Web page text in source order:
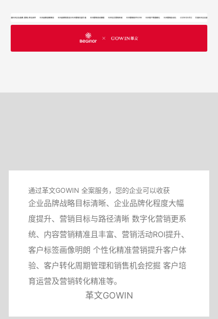
通过革文GOWIN 全案服务，您的企业可以收获
企业品牌战略目标清晰、企业品牌化程度大幅
度提升、营销目标与路径清晰 数字化营销更系
统、内容营销精准且丰富、营销活动ROI提升、
客户标签画像明朗 个性化精准营销提升客户体
验、客户转化周期管理和销售机会挖掘 客户培
育运营及营销转化精准等。
革文GOWIN